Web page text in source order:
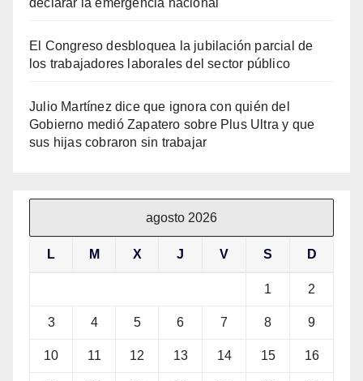
declarar la emergencia nacional
El Congreso desbloquea la jubilación parcial de
los trabajadores laborales del sector público
Julio Martínez dice que ignora con quién del
Gobierno medió Zapatero sobre Plus Ultra y que
sus hijas cobraron sin trabajar
agosto 2026
L M X J V S D
1 2
3 4 5 6 7 8 9
10 11 12 13 14 15 16